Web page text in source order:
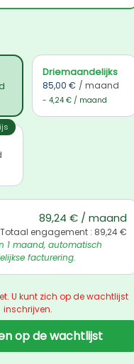
Driemaandelijks
85,00 € / maand
- 4,24 € / maand
89,24 € / maand
Totaal engagement : 89,24 €
1 maand, automatisch
facturering.
U kunt zich op de wachtlijst
inschrijven.
op de wachtlijst